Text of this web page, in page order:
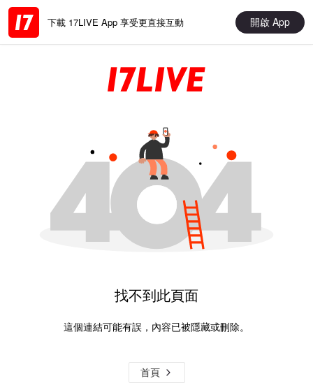
下載 17LIVE App 享受更直接互動 開啟 App
找不到此頁面
這個連結可能有誤，內容已被隱藏或刪除。
首頁